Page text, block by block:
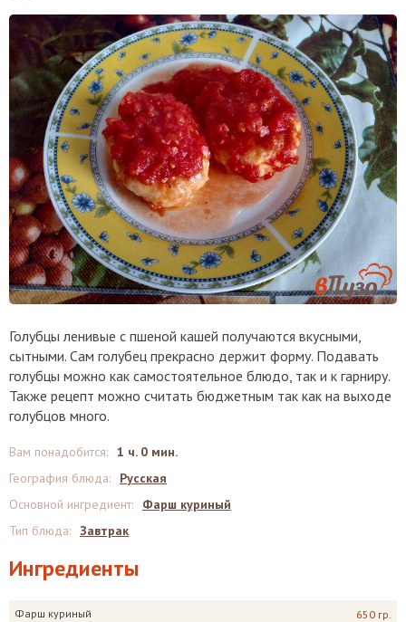
Голубцы ленивые с пшеной кашей получаются вкусными,
сытными. Сам голубец прекрасно держит форму. Подавать
голубцы можно как самостоятельное блюдо, так и к гарниру.
Также рецепт можно считать бюджетным так как на выходе
голубцов много.
Ингредиенты
Фарш куриный 650 гр.
Вам понадобится: 1 ч. 0 мин.
География блюда:
Русская
Основной ингредиент:
Фарш куриный
Тип блюда: Завтрак